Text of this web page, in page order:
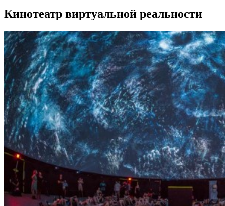
Кинотеатр виртуальной реальности